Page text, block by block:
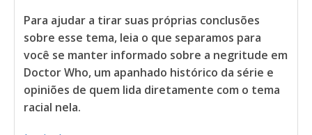
Para ajudar a tirar suas próprias conclusões
sobre esse tema, leia o que separamos para
você se manter informado sobre a negritude em
Doctor Who, um apanhado histórico da série e
opiniões de quem lida diretamente com o tema
racial nela.